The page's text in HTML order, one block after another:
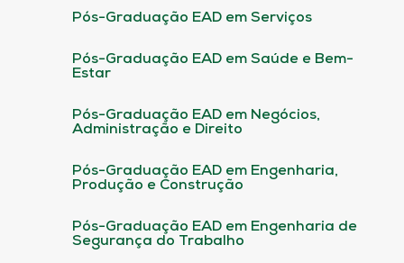
Pós-Graduação EAD em Serviços
Pós-Graduação EAD em Saúde e Bem-
Estar
Pós-Graduação EAD em Negócios,
Administração e Direito
Pós-Graduação EAD em Engenharia,
Produção e Construção
Pós-Graduação EAD em Engenharia de
Segurança do Trabalho